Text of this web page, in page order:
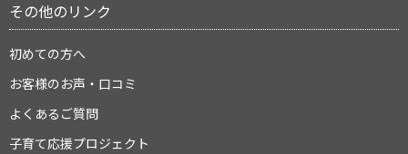
その他のリンク
初めての方へ
お客様のお声・口コミ
よくあるご質問
子育て応援プロジェクト